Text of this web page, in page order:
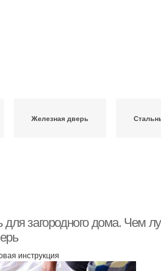
Железная дверь
загородного дома. Чем
инструкция